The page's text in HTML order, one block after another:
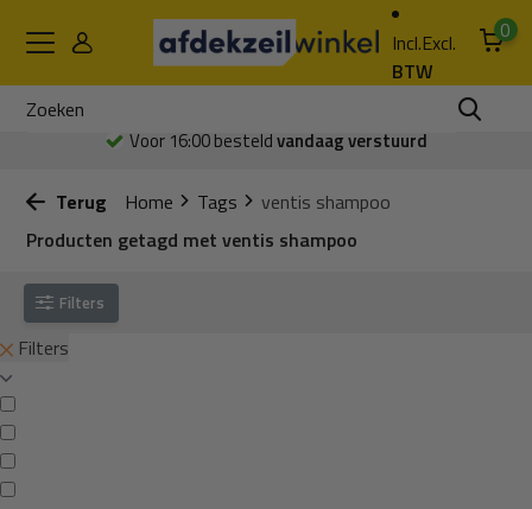
Incl.Excl.
BTW
0
Voor 16:00 besteldvandaag verstuurd
Terug Home Tags
ventis shampoo
Producten getagd met ventis shampoo
Filters
Filters